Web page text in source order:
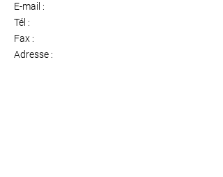
E-mail :
Tél :
Fax :
Adresse :